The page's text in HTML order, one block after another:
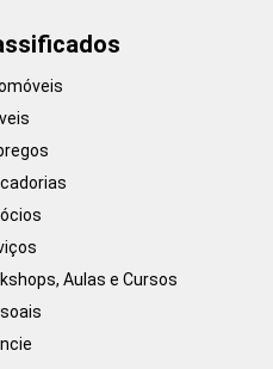
Aulas e Cursos